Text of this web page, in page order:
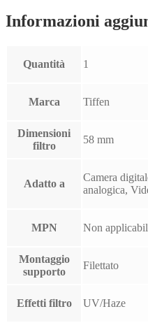
Informazioni
Quantità 1
Marca Tiffen
Dimensioni
filtro
58 mm
Adatto a
Camera
analogica,
MPN Non
Montaggio
supporto
Filettato
Effetti filtro UV/Haze